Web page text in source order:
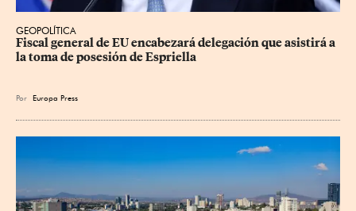
GEOPOLÍTICA
Fiscal general de EU encabezará delegación que asistirá a
la toma de posesión de Espriella
Por Europa Press